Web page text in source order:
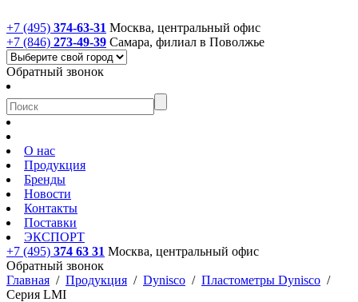
+7 (495) 374-63-31 Москва, центральный офис
+7 (846) 273-49-39 Самара, филиал в Поволжье
Обратный звонок
О нас
Продукция
Бренды
Новости
Контакты
Поставки
ЭКСПОРТ
+7 (495) 374 63 31 Москва, центральный офис
Обратный звонок
Главная / Продукция / Dynisco / Пластометры Dynisco /
Серия LMI